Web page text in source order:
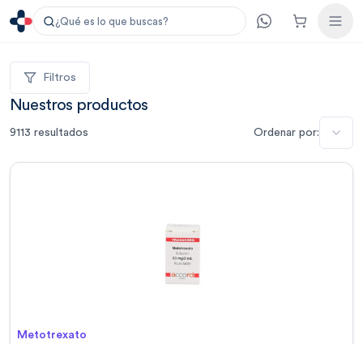
¿Qué es lo que buscas?
Filtros
Nuestros productos
9113 resultados Ordenar por:
Metotrexato